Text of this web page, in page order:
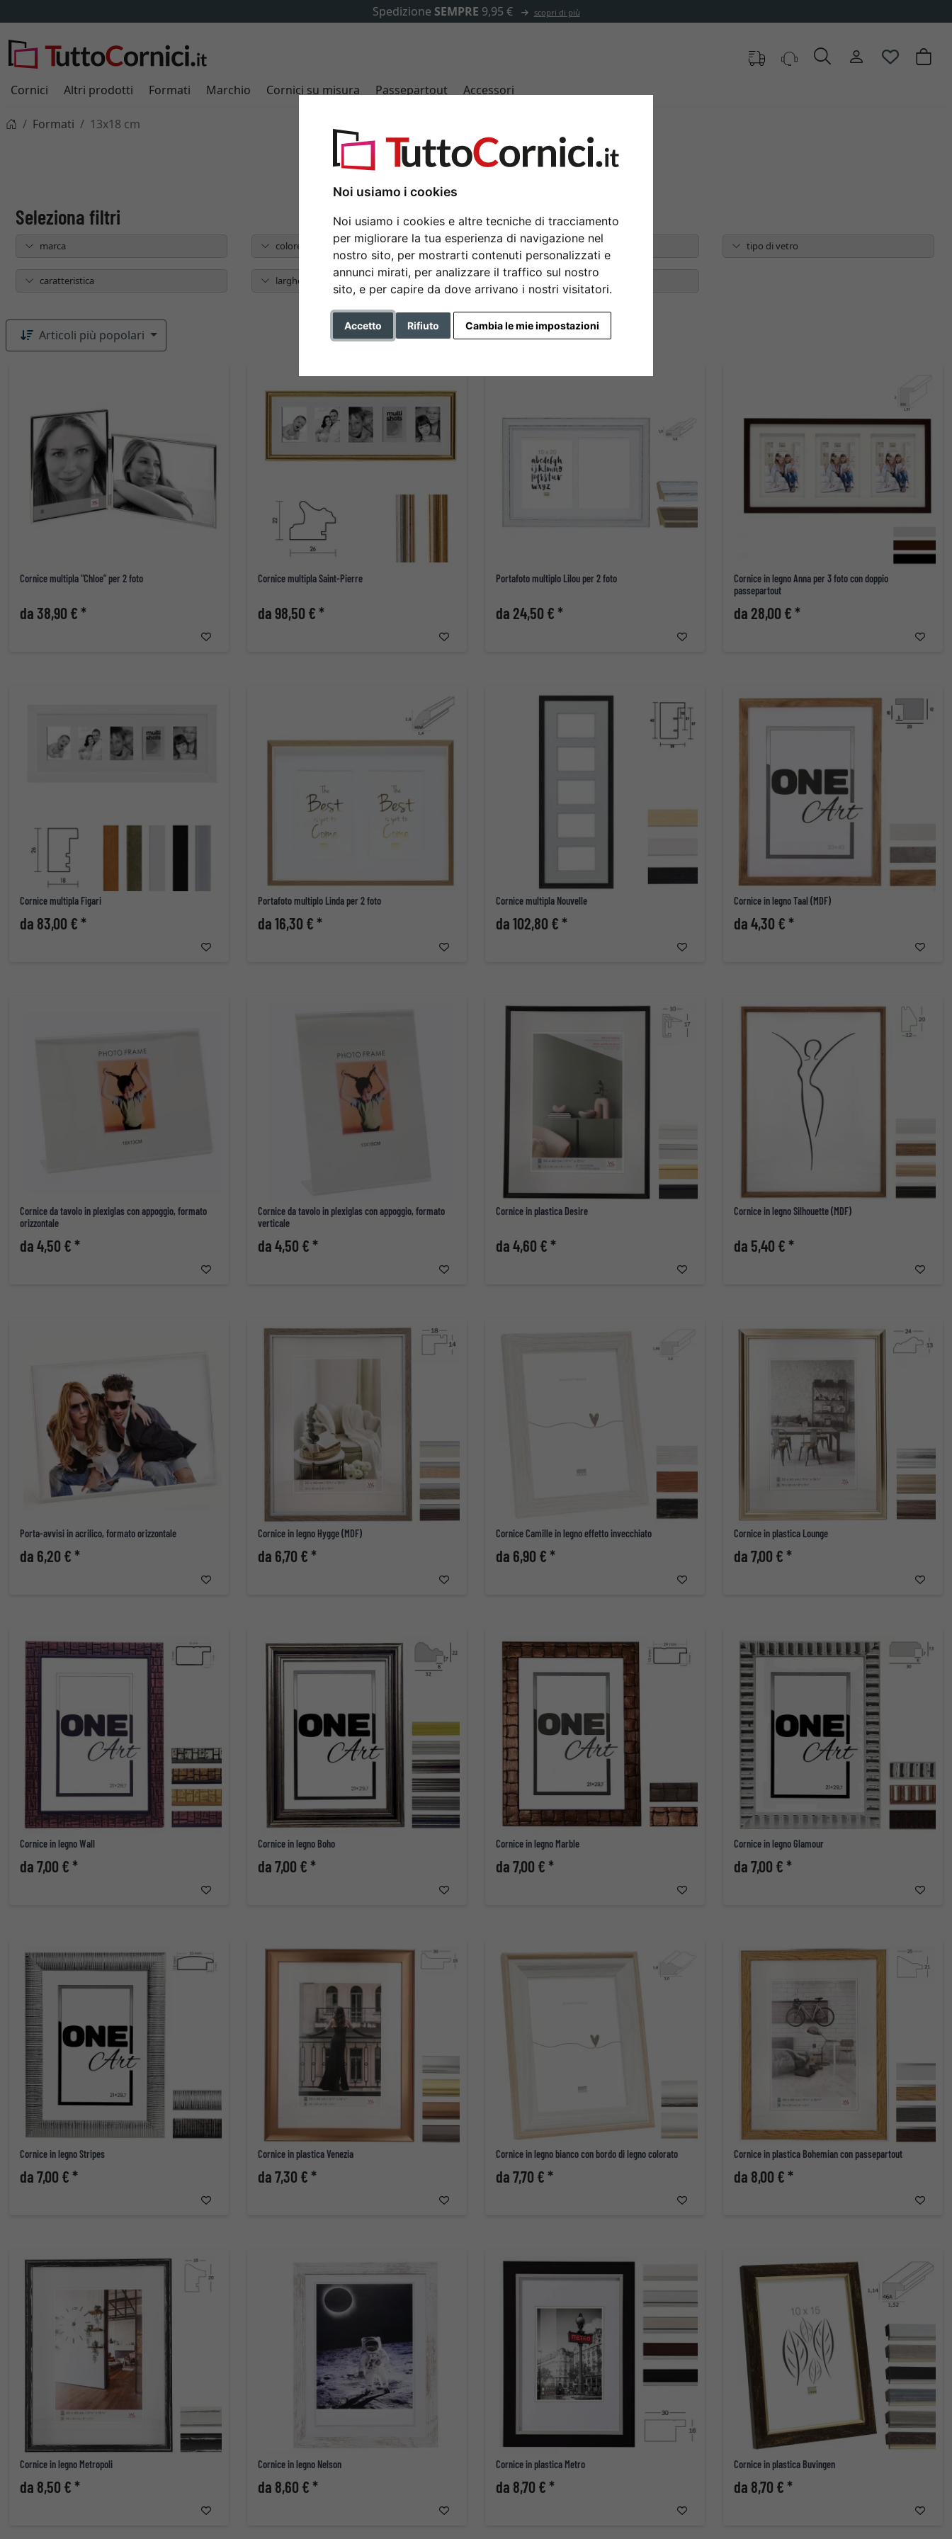
Noi usiamo i cookies
Noi usiamo i cookies e altre tecniche di tracciamento
per migliorare la tua esperienza di navigazione nel
nostro sito, per mostrarti contenuti personalizzati e
annunci mirati, per analizzare il traffico sul nostro
sito, e per capire da dove arrivano i nostri visitatori.
Accetto Rifiuto Cambia le mie impostazioni
✓500.000 articoli tra cui scegliere
Cornici Altri prodotti Formati Marchio Cornici su misura Passepartout Accessori
Formati 13x18 cm
13x18 cm
marca colore tipo di cornice tipo di vetro
caratteristica larghezza del profilo dorso con piede
Articoli più popolari
Cornice multipla "Chloe" per 2 foto
da 38,90 € *
Cornice multipla Saint-Pierre
da 98,50 € *
Portafoto multiplo Lilou per 2 foto
da 24,50 € *
Cornice in legno Anna per 3 foto con doppio
passepartout
da 28,00 € *
Cornice multipla Figari
da 83,00 € *
Portafoto multiplo Linda per 2 foto
da 16,30 € *
Cornice multipla Nouvelle
da 102,80 € *
Cornice in legno Taal (MDF)
da 4,30 € *
Cornice da tavolo in plexiglas con appoggio, formato
orizzontale
da 4,50 € *
Cornice da tavolo in plexiglas con appoggio, formato
verticale
da 4,50 € *
Cornice in plastica Desire
da 4,60 € *
Cornice in legno Silhouette (MDF)
da 5,40 € *
Porta-avvisi in acrilico, formato orizzontale
da 6,20 € *
Cornice in legno Hygge (MDF)
da 6,70 € *
Cornice Camille in legno effetto invecchiato
da 6,90 € *
Cornice in plastica Lounge
da 7,00 € *
Cornice in legno Wall
da 7,00 € *
Cornice in legno Boho
da 7,00 € *
Cornice in legno Marble
da 7,00 € *
Cornice in legno Glamour
da 7,00 € *
Cornice in legno Stripes
da 7,00 € *
Cornice in plastica Venezia
da 7,30 € *
Cornice in legno bianco con bordo di legno colorato
da 7,70 € *
Cornice in plastica Bohemian con passepartout
da 8,00 € *
Cornice in legno Metropoli
da 8,50 € *
Cornice in legno Nelson
da 8,60 € *
Cornice in plastica Metro
da 8,70 € *
Cornice in plastica Buvingen
da 8,70 € *